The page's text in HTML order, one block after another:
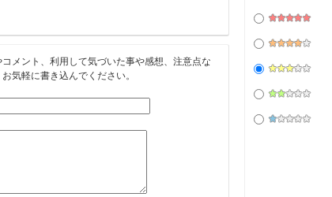
メント、利用して気づいた事や感想、注意点な
気軽に書き込んでください。